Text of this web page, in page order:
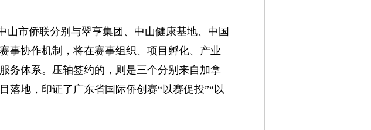
山市侨联分别与翠亨集团、中山健康基地、中国
事协作机制，将在赛事组织、项目孵化、产业
务体系。压轴签约的，则是三个分别来自加拿
落地，印证了广东省国际侨创赛“以赛促投”“以